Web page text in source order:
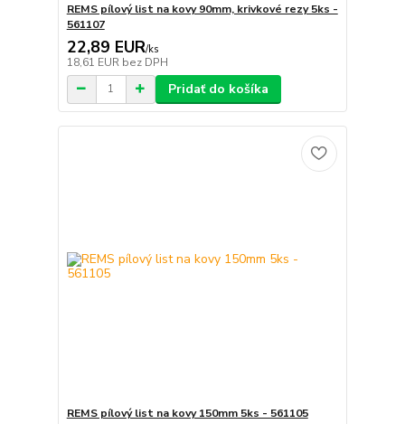
REMS pílový list na kovy 90mm, krivkové rezy 5ks -
561107
22,89 EUR/ks
18,61 EUR bez DPH
Pridať do košíka
REMS pílový list na kovy 150mm 5ks - 561105